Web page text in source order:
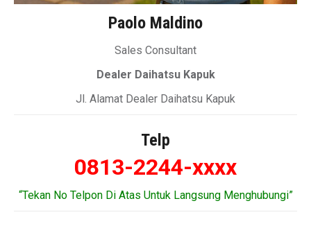
Paolo Maldino
Sales Consultant
Dealer Daihatsu Kapuk
Jl. Alamat Dealer Daihatsu Kapuk
Telp
0813-2244-xxxx
“Tekan No Telpon Di Atas Untuk Langsung Menghubungi”